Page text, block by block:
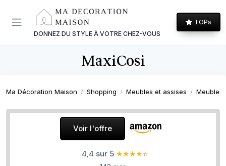
DONNEZ DU STYLE À VOTRE CHEZ-VOUS
TOPs
MaxiCosi
Ma Décoration Maison Shopping Meubles et assises Meubles
Voir l'offre
4,4 sur 5 ★★★★★
★★★★★
Panneau de gestion des cookies